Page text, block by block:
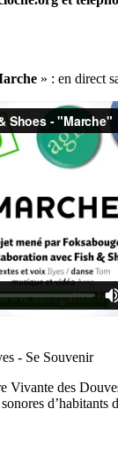
» : en direct
- Se Souvenir
Vivante des
d’habitants